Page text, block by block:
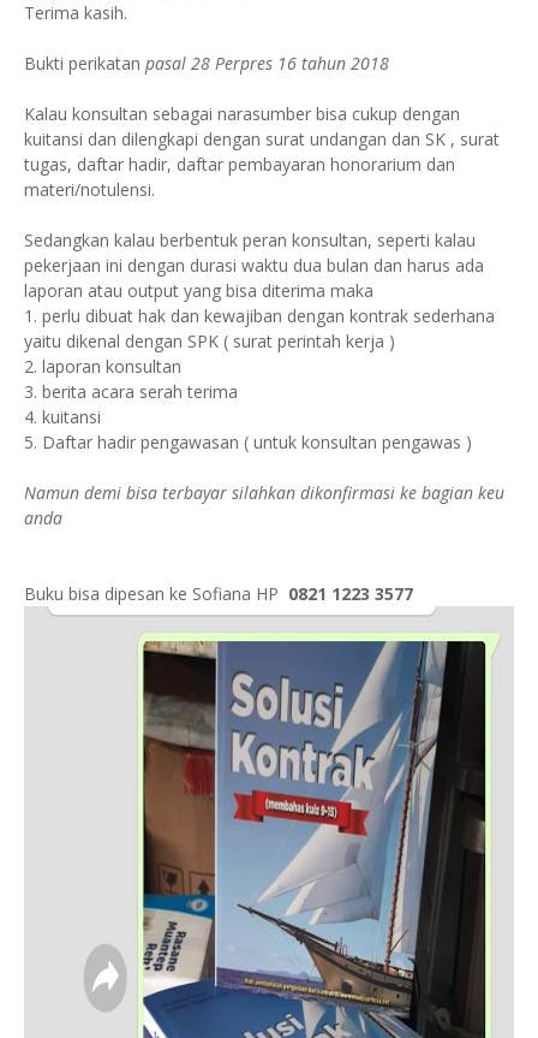
Terima kasih.
Bukti perikatan pasal 28 Perpres 16 tahun 2018
Kalau konsultan sebagai narasumber bisa cukup dengan
kuitansi dan dilengkapi dengan surat undangan dan SK , surat
tugas, daftar hadir, daftar pembayaran honorarium dan
materi/notulensi.
Sedangkan kalau berbentuk peran konsultan, seperti kalau
pekerjaan ini dengan durasi waktu dua bulan dan harus ada
laporan atau output yang bisa diterima maka
1. perlu dibuat hak dan kewajiban dengan kontrak sederhana
yaitu dikenal dengan SPK ( surat perintah kerja )
2. laporan konsultan
3. berita acara serah terima
4. kuitansi
5. Daftar hadir pengawasan ( untuk konsultan pengawas )
Namun demi bisa terbayar silahkan dikonfirmasi ke bagian keu
anda
Buku bisa dipesan ke Sofiana HP 0821 1223 3577